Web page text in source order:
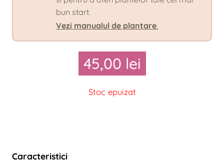
bun start.
Vezi manualul de plantare.
45,00 lei
Stoc epuizat
Caracteristici